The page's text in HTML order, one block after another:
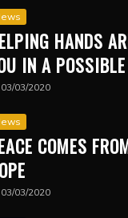
HANDS
IN A
03/03/2020
COMES
03/03/2020